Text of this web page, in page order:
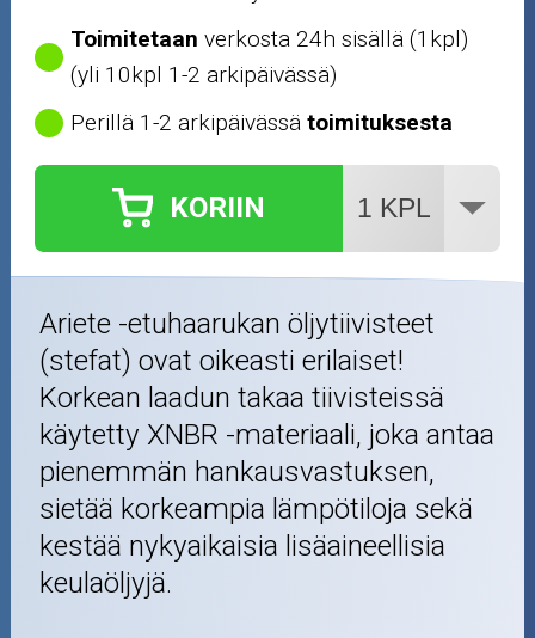
Toimitetaan verkosta 24h sisällä (1kpl)
(yli 10kpl 1-2 arkipäivässä)
Perillä 1-2 arkipäivässätoimituksesta
KORIIN
Ariete -etuhaarukan öljytiivisteet
(stefat) ovat oikeasti erilaiset!
Korkean laadun takaa tiivisteissä
käytetty XNBR -materiaali, joka antaa
pienemmän hankausvastuksen,
sietää korkeampia lämpötiloja sekä
kestää nykyaikaisia lisäaineellisia
keulaöljyjä.